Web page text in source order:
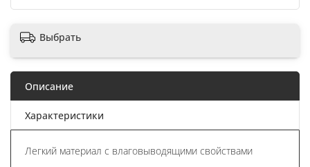
Выбрать
Описание
Характеристики
Легкий материал с влаговыводящими свойствами